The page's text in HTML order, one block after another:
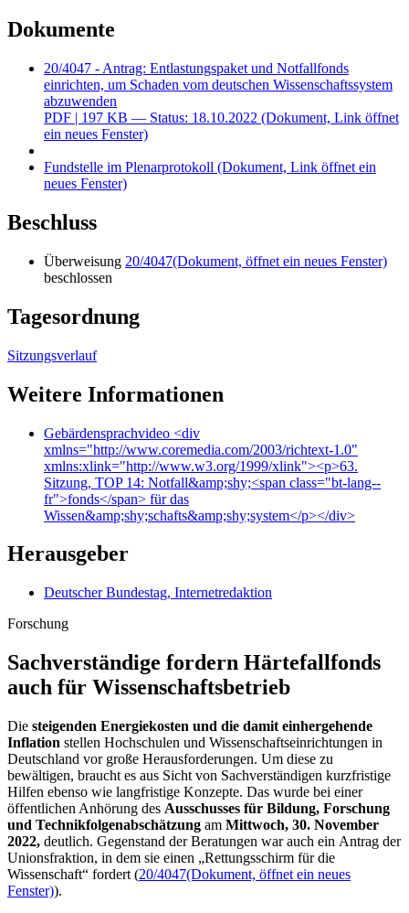
Dokumente
20/4047 - Antrag: Entlastungspaket und Notfallfonds
einrichten, um Schaden vom deutschen Wissenschaftssystem
abzuwenden
PDF | 197 KB — Status: 18.10.2022 (Dokument, Link öffnet
ein neues Fenster)
Fundstelle im Plenarprotokoll (Dokument, Link öffnet ein
neues Fenster)
Beschluss
Überweisung 20/4047(Dokument, öffnet ein neues Fenster)
beschlossen
Tagesordnung
Sitzungsverlauf
Weitere Informationen
Gebärdensprachvideo <div
xmlns="http://www.coremedia.com/2003/richtext-1.0"
xmlns:xlink="http://www.w3.org/1999/xlink"><p>63.
Sitzung, TOP 14: Notfall&amp;shy;<span class="bt-lang--
fr">fonds</span> für das
Wissen&amp;shy;schafts&amp;shy;system</p></div>
Herausgeber
Deutscher Bundestag, Internetredaktion
Forschung
Sachverständige fordern Härtefallfonds
auch für Wissenschaftsbetrieb
Die steigenden Energiekosten und die damit einhergehende
Inflation stellen Hochschulen und Wissenschaftseinrichtungen in
Deutschland vor große Herausforderungen. Um diese zu
bewältigen, braucht es aus Sicht von Sachverständigen kurzfristige
Hilfen ebenso wie langfristige Konzepte. Das wurde bei einer
öffentlichen Anhörung des Ausschusses für Bildung, Forschung
und Technikfolgenabschätzung am Mittwoch, 30. November
2022, deutlich. Gegenstand der Beratungen war auch ein Antrag der
Unionsfraktion, in dem sie einen „Rettungsschirm für die
Wissenschaft“ fordert (20/4047(Dokument, öffnet ein neues
Fenster)).